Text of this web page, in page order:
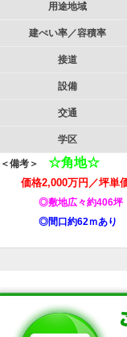
用途地域
建ぺい率／容積率
接道
設備
交通
学区
＜備考＞ ☆角地☆
価格2,000万円／坪単
◎敷地広々約406坪
◎間口約62ｍあり